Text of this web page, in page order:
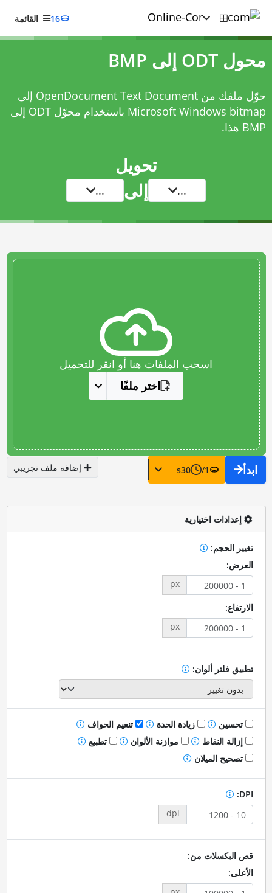
16 القائمة
محول ODT إلى BMP
حوّل ملفك من OpenDocument Text Document إلى
Microsoft Windows bitmap باستخدام
محوّل ODT إلى
BMPهذا.
تحويل
... إلى ...
اسحب الملفات هنا أو انقر للتحميل
اختر ملفًا
ابدأ 1
/
30
s إضافة ملف تجريبي
إعدادات اختيارية
تغيير الحجم:
العرض:
px
الارتفاع:
px
تطبيق فلتر ألوان:
تحسين زيادة الحدة
تنعيم الحواف
إزالة النقاط
موازنة الألوان
تطبيع
تصحيح الميلان
DPI:
dpi
قص البكسلات من:
الأعلى: